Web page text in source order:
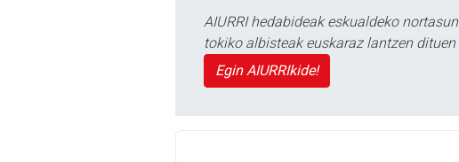
AIURRI hedabideak eskualdeko
tokiko albisteak euskaraz lantzen
Egin AIURRIkide!